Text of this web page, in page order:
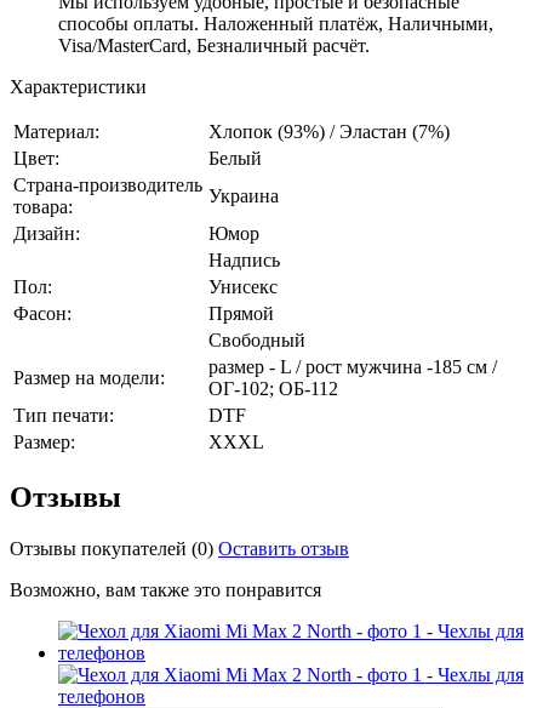
способы оплаты. Наложенный платёж, Наличными,
Visa/MasterCard, Безналичный расчёт.
Характеристики
Материал:
Хлопок (93%) / Эластан (7%)
Цвет:
Белый
Страна-производитель
товара:
Украина
Дизайн:
Юмор
Надпись
Пол:
Унисекс
Фасон:
Прямой
Свободный
Размер на модели:
размер - L / рост мужчина -185 см /
ОГ-102; ОБ-112
Тип печати:
DTF
Размер:
XXXL
Отзывы
Отзывы покупателей (0) Оставить отзыв
Возможно, вам также это понравится